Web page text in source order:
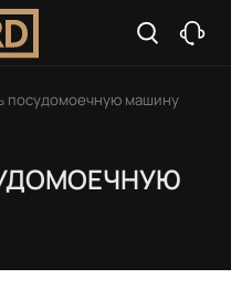
посудомоечную машину